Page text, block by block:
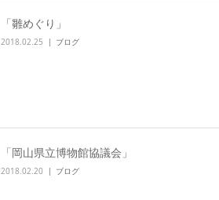
「雛めぐり」
2018.02.25 ブログ
「岡山県立博物館協議会」
2018.02.20 ブログ